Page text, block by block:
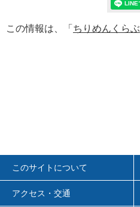
この情報は、「 ちりめんくらぶ
このサイトについて
アクセス・交通